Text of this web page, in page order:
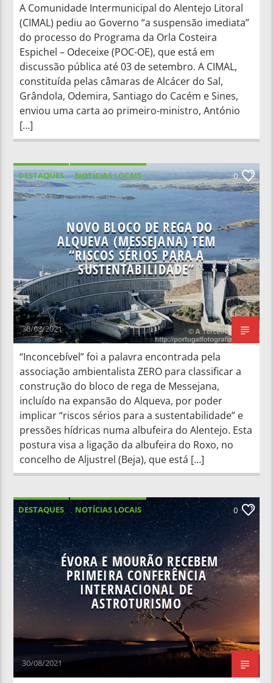
A Comunidade Intermunicipal do Alentejo Litoral
(CIMAL) pediu ao Governo “a suspensão imediata”
do processo do Programa da Orla Costeira
Espichel – Odeceixe (POC-OE), que está em
discussão pública até 03 de setembro. A CIMAL,
constituída pelas câmaras de Alcácer do Sal,
Grândola, Odemira, Santiago do Cacém e Sines,
enviou uma carta ao primeiro-ministro, António
[…]
DESTAQUES
NOTÍCIAS LOCAIS
NOTÍCIAS NACIONAIS
0
NOVO BLOCO DE REGA DO
ALQUEVA (MESSEJANA) TEM
“RISCOS SÉRIOS PARA A
SUSTENTABILIDADE”
30/08/2021
“Inconcebível” foi a palavra encontrada pela
associação ambientalista ZERO para classificar a
construção do bloco de rega de Messejana,
incluído na expansão do Alqueva, por poder
implicar “riscos sérios para a sustentabilidade” e
pressões hídricas numa albufeira do Alentejo. Esta
postura visa a ligação da albufeira do Roxo, no
concelho de Aljustrel (Beja), que está […]
DESTAQUES
NOTÍCIAS LOCAIS
NOTÍCIAS NACIONAIS
0
ÉVORA E MOURÃO RECEBEM
PRIMEIRA CONFERÊNCIA
INTERNACIONAL DE
ASTROTURISMO
30/08/2021